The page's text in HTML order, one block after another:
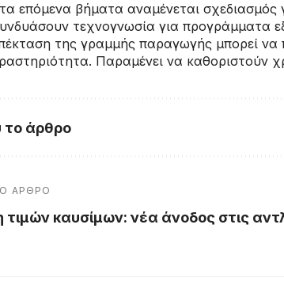
επόμενα βήματα αναμένεται
τεχνογνωσία για προγράμματα
της γραμμής παραγωγής μπορεί να
Παραμένει να καθοριστούν
το άρθρο
ΆΡΘΡΟ
τιμών καυσίμων: νέα άνοδος στις